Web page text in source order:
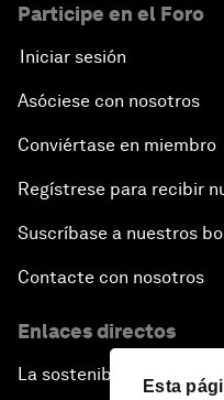
Esta
Participe en el Foro
Iniciar sesión
Asóciese con nosotros
Conviértase en miembro
Regístrese para recibir
Suscríbase a nuestros
Contacte con nosotros
Enlaces directos
La sostenibilidad en el